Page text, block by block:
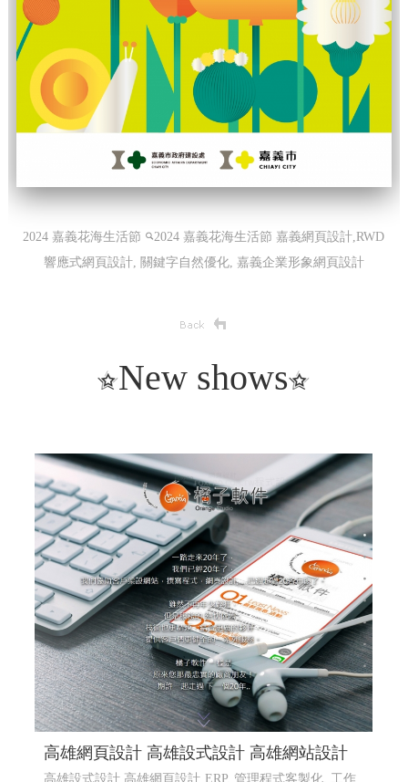
2024 嘉義花海生活節 2024 嘉義花海生活節嘉義網頁設計,RWD
響應式網頁設計, 關鍵字自然優化, 嘉義企業形象網頁設計
New shows
高雄網頁設計 高雄設式設計 高雄網站設計
高雄設式設計 高雄網頁設計 ERP, 管理程式客製化, 工作